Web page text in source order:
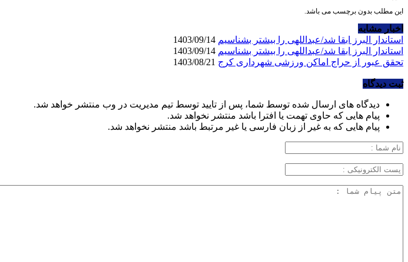
این مطلب بدون برچسب می باشد.
اخبار مشابه
استاندار البرز ابقا شد/عبداللهی را بیشتر بشناسیم
استاندار البرز ابقا شد/عبداللهی را بیشتر بشناسیم
تحقق عبور از حراج اماکن ورزشی شهرداری کرج
ثبت دیدگاه
دیدگاه های ارسال شده توسط شما، پس از تایید توسط تیم مدیریت در وب منتشر خواهد شد.
پیام هایی که حاوی تهمت یا افترا باشد منتشر نخواهد شد.
پیام هایی که به غیر از زبان فارسی یا غیر مرتبط باشد منتشر نخواهد شد.